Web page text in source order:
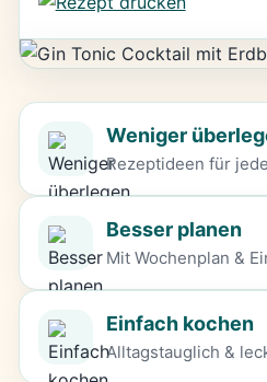
Weniger
Rezeptideen für
Besser planen
Mit Wochenplan &
Einfach kochen
Alltagstauglich &